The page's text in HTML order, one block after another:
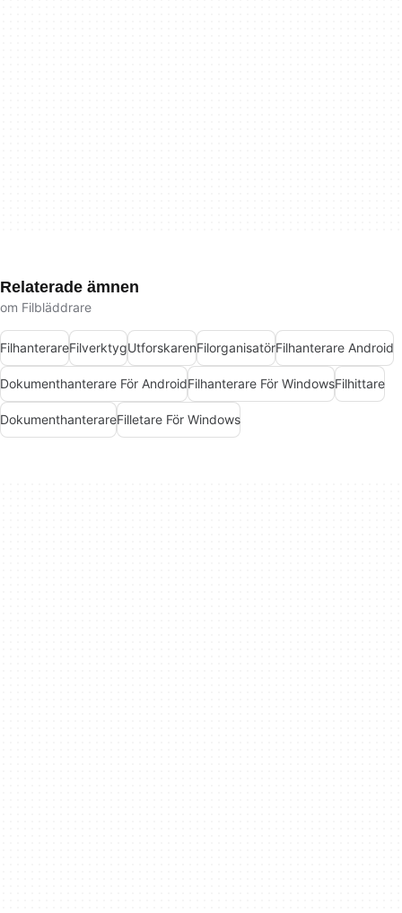
Relaterade ämnen
om Filbläddrare
FilhanterareFilverktygUtforskarenFilorganisatörFilhanterare Android
Dokumenthanterare För AndroidFilhanterare För WindowsFilhittare
DokumenthanterareFilletare För Windows